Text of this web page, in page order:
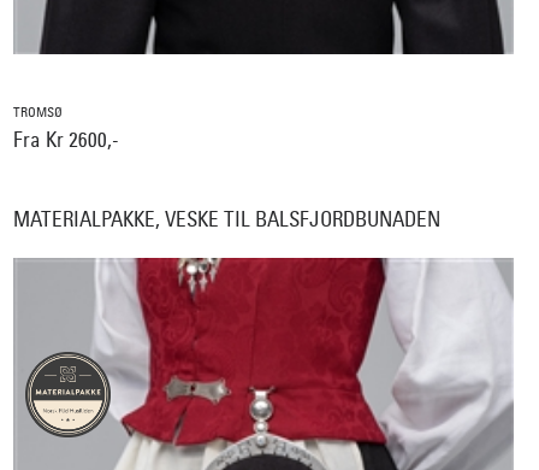
TROMSØ
Fra Kr 2600,-
MATERIALPAKKE, VESKE TIL BALSFJORDBUNADEN